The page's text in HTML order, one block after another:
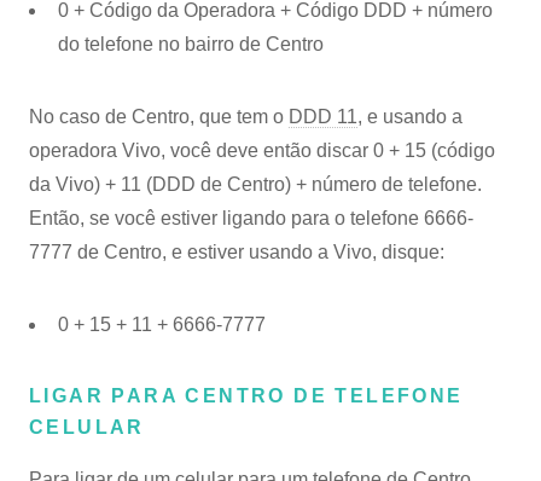
0 + Código da Operadora + Código DDD + número
do telefone no bairro de Centro
No caso de Centro, que tem o DDD 11, e usando a
operadora Vivo, você deve então discar 0 + 15 (código
da Vivo) + 11 (DDD de Centro) + número de telefone.
Então, se você estiver ligando para o telefone 6666-
7777 de Centro, e estiver usando a Vivo, disque:
0 + 15 + 11 + 6666-7777
LIGAR PARA CENTRO DE TELEFONE
CELULAR